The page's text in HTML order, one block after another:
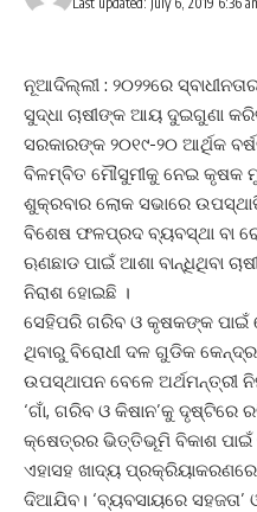
ନୂଆଦିଲ୍ଲୀ : ୨୦୨୨ରେ
ସୁଦ୍ଧା ଚାଷୀଙ୍କ ଆୟ ଦୁଇଗୁଣା
ସରକାରଙ୍କ ୨୦୧୯-୨୦ ଆର୍ଥିକ
ବିଳମ୍ବିତ ମୌସୁମୀକୁ ନେଇ କୃଷକ
ଶୁକ୍ରବାର ଲୋକ ସଭାରେ
ବିଶେଷ ଫଳପ୍ରଦ ବ୍ୟବସ୍ଥା ବା
ଋଣଛାଡ ପାଇଁ ଆଶା ବାନ୍ଧିଥିବା
ନିରାଶ ହୋଇଛି ।
ସେହିପରି ଗରିବ ଓ କୃଷକଙ୍କ ପାଇଁ
ଥିବାରୁ ବିରୋଧୀ ଦଳ ଗୁଡିକ
ଉପସ୍ଥାପନ ବେଳେ ଅର୍ଥମନ୍ତ୍ରୀ
‘ଗାଁ, ଗରିବ ଓ କିଷାନ’କୁ
କ୍ଷେତ୍ରର ଭିତ୍ତିଭୂମି ବିକାଶ ପାଇଁ
ଏହାସହ ଖାଦ୍ୟ
ଦିଆଯିବ। ‘ବ୍ୟବସାୟରେ ସହଜତା’